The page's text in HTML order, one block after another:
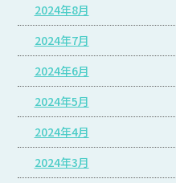
2024年8月
2024年7月
2024年6月
2024年5月
2024年4月
2024年3月